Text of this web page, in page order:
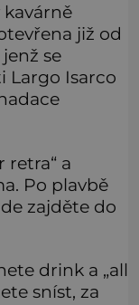
již od
se
Largo Isarco
retra“ a
Po plavbě
zajděte do
drink a „all
sníst, za